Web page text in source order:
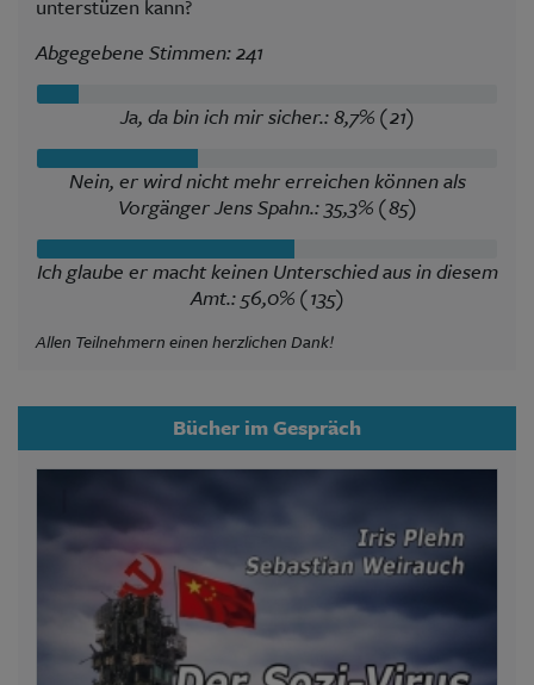
unterstüzen kann?
Abgegebene Stimmen: 241
Ja, da bin ich mir sicher.: 8,7% (21)
Nein, er wird nicht mehr erreichen können als
Vorgänger Jens Spahn.: 35,3% (85)
Ich glaube er macht keinen Unterschied aus in diesem
Amt.: 56,0% (135)
Allen Teilnehmern einen herzlichen Dank!
Bücher im Gespräch